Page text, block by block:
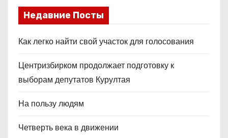
Недавние Посты
Как легко найти свой участок для голосования
Центризбирком продолжает подготовку к
выборам депутатов Курултая
На пользу людям
Четверть века в движении